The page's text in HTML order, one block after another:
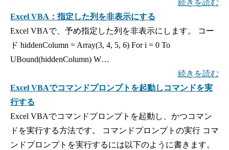
続きを読む
Excel VBA：指定した列を非表示にする
Excel VBAで、予め指定した列を非表示にします。 コー
ド hiddenColumn = Array(3, 4, 5, 6) For i = 0 To
UBound(hiddenColumn) W…
続きを読む
Excel VBAでコマンドプロンプトを起動しコマンドを実
行する
Excel VBAでコマンドプロンプトを起動し、かつコマン
ドを実行する方法です。 コマンドプロンプトの実行 コマ
ンドプロンプトを実行するには以下のように書きます。